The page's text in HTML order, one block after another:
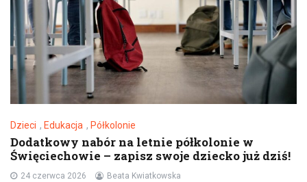
Dzieci , Edukacja , Półkolonie
Dodatkowy nabór na letnie półkolonie w
Święciechowie – zapisz swoje dziecko już dziś!
24 czerwca 2026 Beata Kwiatkowska